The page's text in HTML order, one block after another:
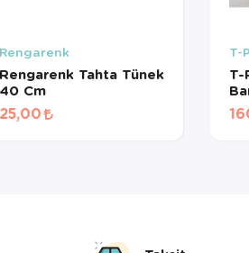
Rengarenk
Rengarenk Tahta Tünek
40 Cm
25,00
T-
T-